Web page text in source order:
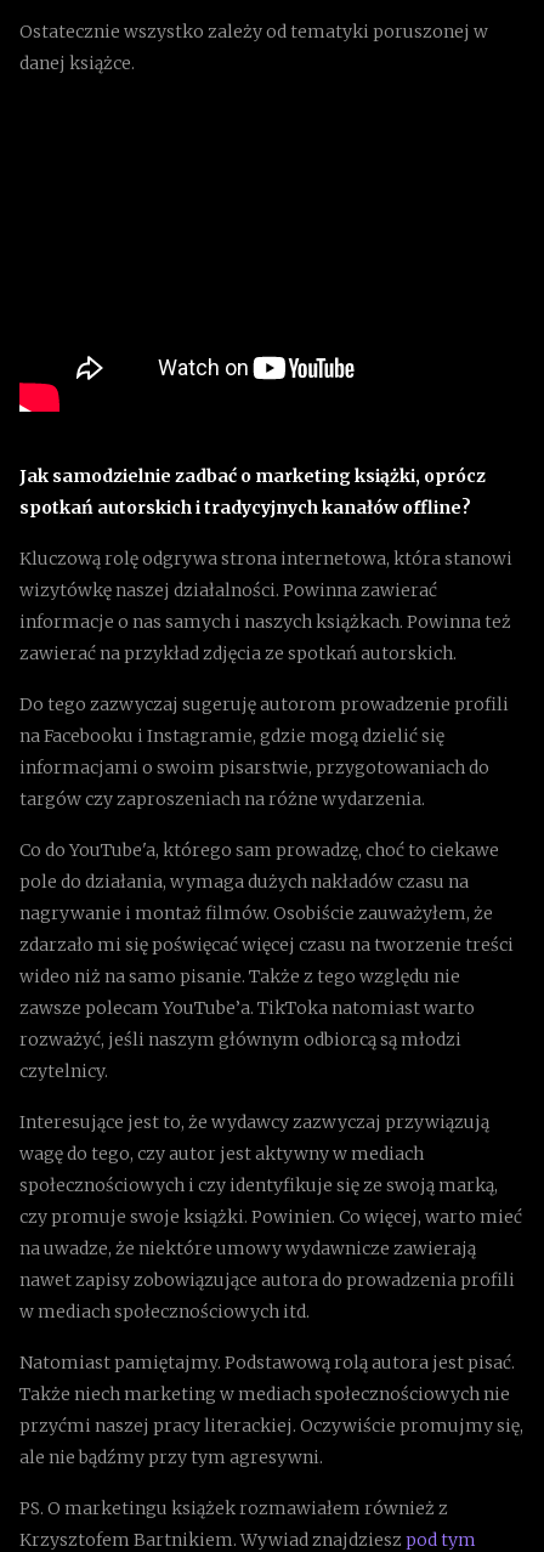
Ostatecznie wszystko zależy od tematyki poruszonej w
danej książce.
Jak samodzielnie zadbać o marketing książki, oprócz
spotkań autorskich i tradycyjnych kanałów offline?
Kluczową rolę odgrywa strona internetowa, która stanowi
wizytówkę naszej działalności. Powinna zawierać
informacje o nas samych i naszych książkach. Powinna też
zawierać na przykład zdjęcia ze spotkań autorskich.
Do tego zazwyczaj sugeruję autorom prowadzenie profili
na Facebooku i Instagramie, gdzie mogą dzielić się
informacjami o swoim pisarstwie, przygotowaniach do
targów czy zaproszeniach na różne wydarzenia.
Co do YouTube'a, którego sam prowadzę, choć to ciekawe
pole do działania, wymaga dużych nakładów czasu na
nagrywanie i montaż filmów. Osobiście zauważyłem, że
zdarzało mi się poświęcać więcej czasu na tworzenie treści
wideo niż na samo pisanie. Także z tego względu nie
zawsze polecam YouTube’a. TikToka natomiast warto
rozważyć, jeśli naszym głównym odbiorcą są młodzi
czytelnicy.
Interesujące jest to, że wydawcy zazwyczaj przywiązują
wagę do tego, czy autor jest aktywny w mediach
społecznościowych i czy identyfikuje się ze swoją marką,
czy promuje swoje książki. Powinien. Co więcej, warto mieć
na uwadze, że niektóre umowy wydawnicze zawierają
nawet zapisy zobowiązujące autora do prowadzenia profili
w mediach społecznościowych itd.
Natomiast pamiętajmy. Podstawową rolą autora jest pisać.
Także niech marketing w mediach społecznościowych nie
przyćmi naszej pracy literackiej. Oczywiście promujmy się,
ale nie bądźmy przy tym agresywni.
PS. O marketingu książek rozmawiałem również z
Krzysztofem Bartnikiem. Wywiad znajdziesz pod tym